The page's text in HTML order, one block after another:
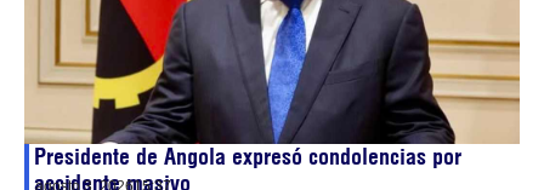
Presidente de Angola expresó condolencias por
accidente masivo
agosto 3, 202615:37